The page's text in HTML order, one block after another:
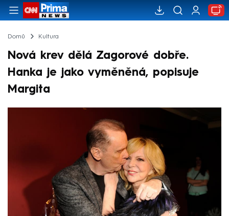
Domů Kultura
Nová krev dělá Zagorové dobře.
Hanka je jako vyměněná, popisuje
Margita